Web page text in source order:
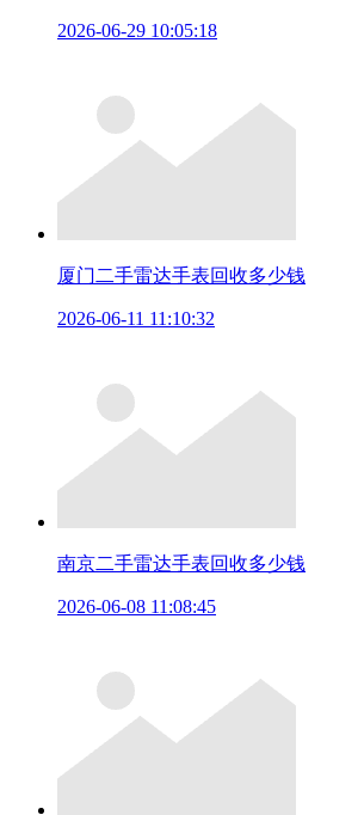
2026-06-29 10:05:18
厦门二手雷达手表回收多少钱
2026-06-11 11:10:32
南京二手雷达手表回收多少钱
2026-06-08 11:08:45